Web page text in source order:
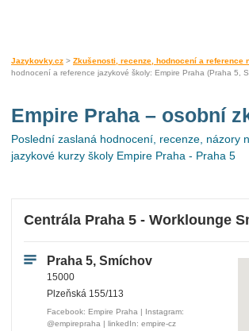
Jazykovky.cz > Zkušenosti, recenze, hodnocení a reference
hodnocení a reference jazykové školy: Empire Praha (Praha 5,
Empire Praha – osobní
Poslední zaslaná hodnocení, recenze, názory
jazykové kurzy školy Empire Praha - Praha 5
Centrála Praha 5 - Worklounge
Praha 5, Smíchov
15000
Plzeňská 155/113
Facebook: Empire Praha | Instagram:
@empirepraha | linkedIn: empire-cz